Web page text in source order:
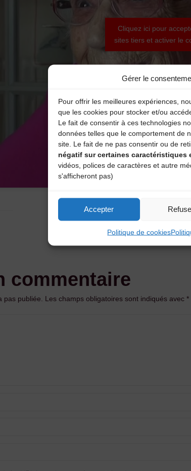
Gérer le
Pour offrir les meilleures expériences,
que les cookies pour stocker et/ou
Le fait de consentir à ces technologies
données telles que le comportement de
site. Le fait de ne pas consentir ou de
négatif sur certaines caractéristiques
vidéos, polices de caractères et autre
s'afficheront pas)
Accepter
Politique de cookies
Cliquez ici pour
sites tiers et activer le
commentaire
pas publiée. Les champs obligatoires sont indiqués avec*